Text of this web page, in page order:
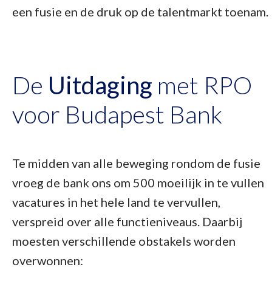
een fusie en de druk op de talentmarkt toenam.
De Uitdaging met RPO
voor Budapest Bank
Te midden van alle beweging rondom de fusie
vroeg de bank ons om 500 moeilijk in te vullen
vacatures in het hele land te vervullen,
verspreid over alle functieniveaus. Daarbij
moesten verschillende obstakels worden
overwonnen: